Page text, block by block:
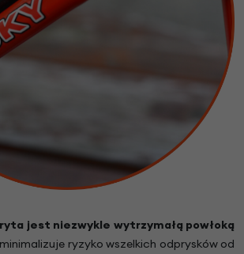
jest niezwykle wytrzymałą powłoką
ryzyko wszelkich odprysków od